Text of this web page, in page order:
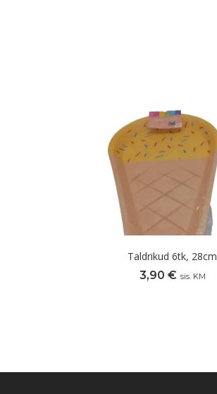
Taldrikud 6tk, 28cm
3,90 € sis. KM